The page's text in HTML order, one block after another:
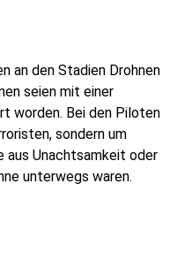
an den Stadien Drohnen
seien mit einer
worden. Bei den Piloten
sondern um
aus Unachtsamkeit oder
unterwegs waren.